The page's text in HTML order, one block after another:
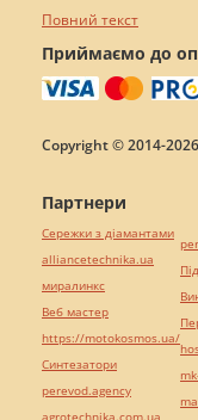
Повний текст
Приймаємо до
Copyright © 2014-
Партнери
Сережки з діамантами
alliancetechnika.ua
миралинкс
Веб мастер
https://motokosmos.ua/
Синтезатори
perevod.agency
agrotechnika.com.ua